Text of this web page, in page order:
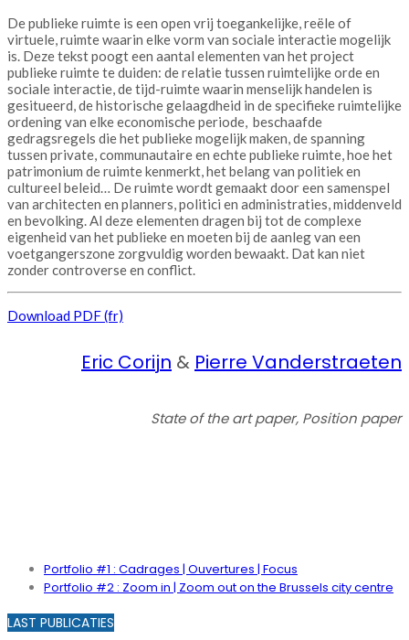
De publieke ruimte is een open vrij toegankelijke, reële of
virtuele, ruimte waarin elke vorm van sociale interactie mogelijk
is. Deze tekst poogt een aantal elementen van het project
publieke ruimte te duiden: de relatie tussen ruimtelijke orde en
sociale interactie, de tijd-ruimte waarin menselijk handelen is
gesitueerd, de historische gelaagdheid in de specifieke ruimtelijke
ordening van elke economische periode, beschaafde
gedragsregels die het publieke mogelijk maken, de spanning
tussen private, communautaire en echte publieke ruimte, hoe het
patrimonium de ruimte kenmerkt, het belang van politiek en
cultureel beleid… De ruimte wordt gemaakt door een samenspel
van architecten en planners, politici en administraties, middenveld
en bevolking. Al deze elementen dragen bij tot de complexe
eigenheid van het publieke en moeten bij de aanleg van een
voetgangerszone zorgvuldig worden bewaakt. Dat kan niet
zonder controverse en conflict.
Download PDF (fr)
Eric Corijn & Pierre Vanderstraeten
State of the art paper, Position paper
Portfolio #1 : Cadrages | Ouvertures | Focus
Portfolio #2 : Zoom in | Zoom out on the Brussels city centre
LAST PUBLICATIES